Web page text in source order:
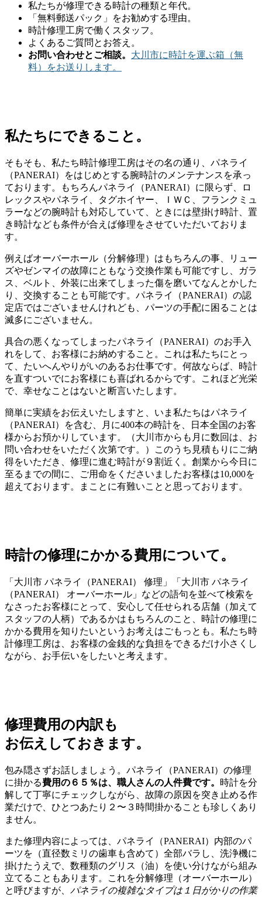
私たちが修理できる時計の種類と年代。
「無料郵送パック」をお勧めする理由。
時計修理工房で働くスタッフ。
よくあるご質問とお答え。
お問い合わせとご相談。 大川市に時計を運ぶ箱（無
料）をお送りします。
私たちにできること。
そもそも、私たち時計修理工房はその名の通り、パネライ
（PANERAI）をはじめとする腕時計のメンテナンスを承っ
ております。もちろんパネライ（PANERAI）に限らず、ロ
レックスやパネライ、タグホイヤー、ＩＷＣ、フランクミュ
ラーなどの腕時計も対応していて、ときには壁掛け時計、置
き時計なども条件が合えば修理をさせていただいておりま
す。
例えばオーバーホール（分解修理）はもちろんの事、リュー
ズやゼンマイの故障にともなう交換作業も可能ですし、ガラ
ス、ベルト、外装に出来てしまった傷を磨いてなんとかした
り、交換することも可能です。パネライ（PANERAI）の認
定店ではございませんけれども、パーツの手配に困ることは
滅多にございません。
具合の悪くなってしまったパネライ（PANERAI）のお手入
れをして、お客様にお納めすること。これは私たちにとっ
て、たいへんやりがいのあるお仕事です。何故ならば、時計
を直すついでにお客様にも喜ばれるからです。これほど光栄
で、幸せなことはないと断言いたします。
簡単に実績をお伝えいたしますと、いま私たちはパネライ
（PANERAI）を含む、月に400本の時計を、日本全国のお客
様からお預かりしています。（大川市からも月に数回は、お
問い合わせをいただく次第です。）このうち見積もりにご納
得をいただき、修理に進む時計が９割近く。創業から今日に
至るまでの間に、ご用命をくださいましたお客様は10,000を
超えております。まことに有難いことと思っております。
時計の修理にかかる費用について。
「大川市 パネライ（PANERAI） 修理」「大川市 パネライ
（PANERAI） オーバーホール」などの語句を並べて検索を
なさったお客様にとって、安心して任せられる店舗（加えて
スタッフの人柄）であるかはもちろんのこと、時計の修理に
かかる費用を知りたいというお考えはごもっとも。私たち時
計修理工房は、お客様の金銭的な負担をできるだけ小さくし
ながら、お手伝いをしたいと考えます。
修理費用の内訳も
お伝えしておきます。
包み隠さずお話しましょう。パネライ（PANERAI）の修理
に掛かる費用の６５％は、職人さんの人件費です。 時計を分
解して丁寧にチェックしながら、故障の原因を突き止める作
業だけで、ひとつあたり２〜３時間掛かることも珍しくあり
ません。
また修理内容によっては、パネライ（PANERAI）内部のパ
ーツを（直径数ミリの歯車も含めて）全部バラし、洗浄機に
掛けたうえで、数種類のグリス（油）を使い分けながら組み
立てることもあります。これを分解修理（オーバーホール）
と呼びますが、 パネライの複雑なタイプは１日がかりの作業